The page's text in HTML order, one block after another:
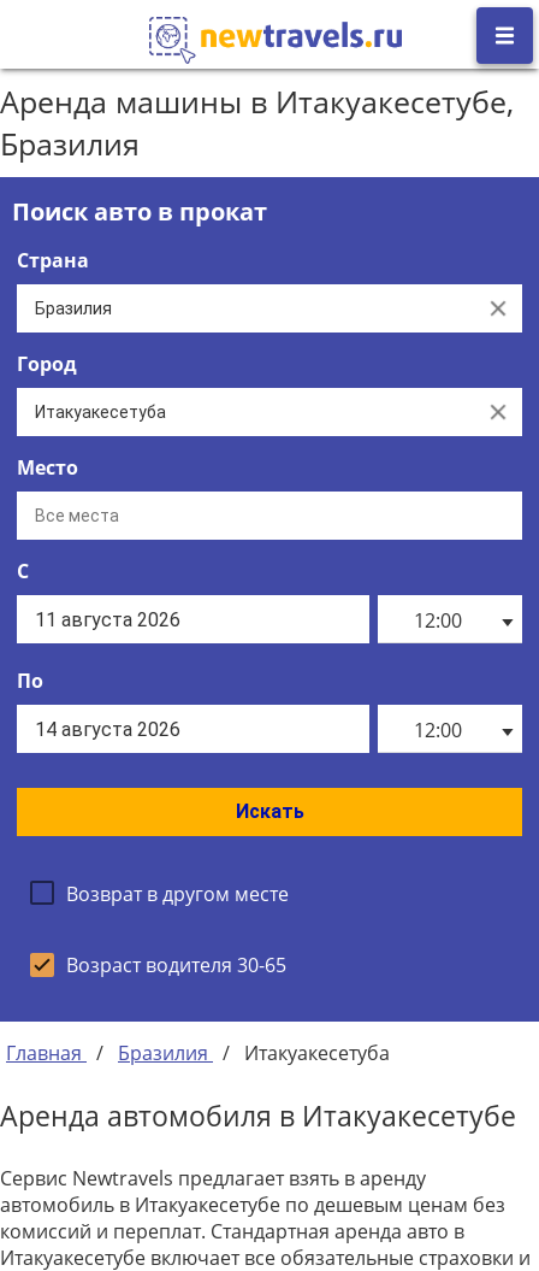
Аренда машины в Итакуакесетубе,
Бразилия
Поиск авто в прокат
Страна
Clear
Город
Clear
Место
С
12:00
По
12:00
Искать
Возврат в другом месте
Возраст водителя 30-65
Главная / Бразилия / Итакуакесетуба
Аренда автомобиля в Итакуакесетубе
Сервис Newtravels предлагает взять в аренду
автомобиль в Итакуакесетубе по дешевым ценам без
комиссий и переплат. Стандартная аренда авто в
Итакуакесетубе включает все обязательные страховки и